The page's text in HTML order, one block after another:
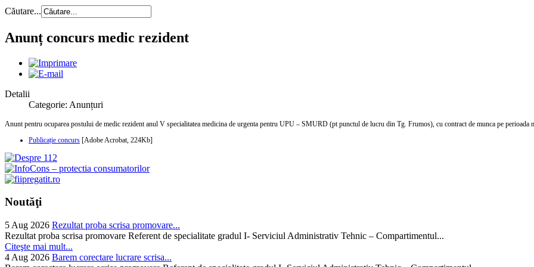
Căutare...
Anunț concurs medic rezident
Detalii
Categorie: Anunțuri
Anunt pentru ocuparea postului de medic rezident anul V specialitatea medicina de urgenta pentru UPU – SMURD (pt punctul de lucru din Tg. Frumos), cu contract de munca pe perioada
Publicație concurs [Adobe Acrobat, 224Kb]
Noutăţi
5 Aug 2026 Rezultat proba scrisa promovare...
Rezultat proba scrisa promovare Referent de specialitate gradul I- Serviciul Administrativ Tehnic – Compartimentul...
Citeşte mai mult...
4 Aug 2026 Barem corectare lucrare scrisa...